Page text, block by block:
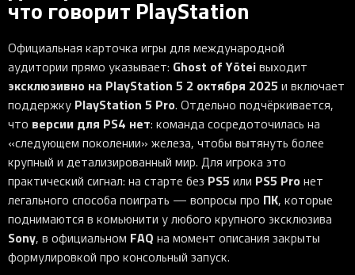
что говорит PlayStation
Официальная карточка игры для международной
аудитории прямо указывает: Ghost of Yōteiвыходит
эксклюзивно на PlayStation 5 2 октября 2025 и включает
поддержку PlayStation 5 Pro. Отдельно подчёркивается,
что версии для PS4 нет: команда сосредоточилась на
«следующем поколении» железа, чтобы вытянуть более
крупный и детализированный мир. Для игрока это
практический сигнал: на старте без PS5 или PS5 Proнет
легального способа поиграть — вопросы про ПК, которые
поднимаются в комьюнити у любого крупного эксклюзива
Sony, в официальном FAQ на момент описания закрыты
формулировкой про консольный запуск.